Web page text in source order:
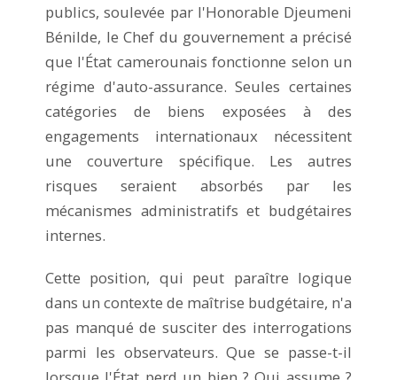
publics, soulevée par l'Honorable Djeumeni
Bénilde, le Chef du gouvernement a précisé
que l'État camerounais fonctionne selon un
régime d'auto-assurance. Seules certaines
catégories de biens exposées à des
engagements internationaux nécessitent
une couverture spécifique. Les autres
risques seraient absorbés par les
mécanismes administratifs et budgétaires
internes.
Cette position, qui peut paraître logique
dans un contexte de maîtrise budgétaire, n'a
pas manqué de susciter des interrogations
parmi les observateurs. Que se passe-t-il